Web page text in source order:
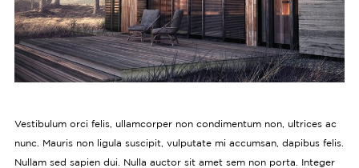
Vestibulum orci felis, ullamcorper non condimentum non, ultrices ac
nunc. Mauris non ligula suscipit, vulputate mi accumsan, dapibus felis.
Nullam sed sapien dui. Nulla auctor sit amet sem non porta. Integer